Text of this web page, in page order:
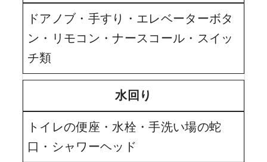
ドアノブ・手すり・エレベーターボタ
ン・リモコン・ナースコール・スイッ
チ類
水回り
トイレの便座・水栓・手洗い場の蛇
口・シャワーヘッド